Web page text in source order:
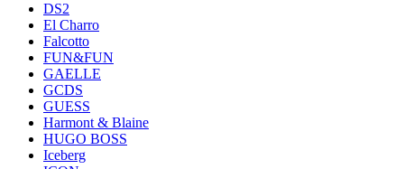
DS2
El Charro
Falcotto
FUN&FUN
GAELLE
GCDS
GUESS
Harmont & Blaine
HUGO BOSS
Iceberg